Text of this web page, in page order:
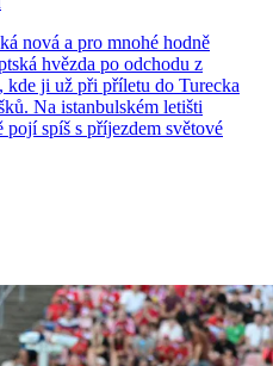
nová a pro mnohé hodně
hvězda po odchodu z
ji už při příletu do Turecka
Na istanbulském letišti
pojí spíš s příjezdem světové